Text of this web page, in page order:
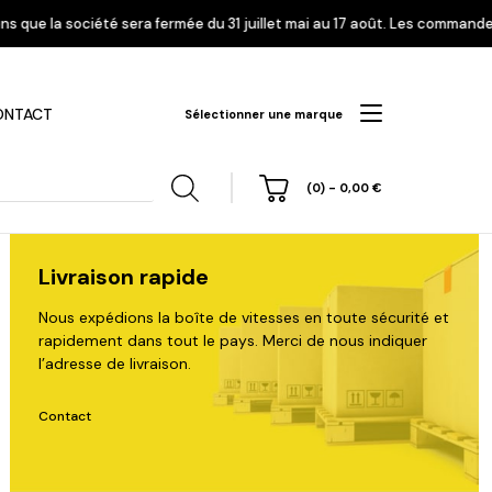
du 31 juillet mai au 17 août. Les commandes enregistrées à
(0) - 0,00 €
Sélectionner une marque
Nissan Opel
Livraison rapide
Nous expédions la boîte de vitesses en toute sécurité et
rapidement dans tout le pays. Merci de nous indiquer
l’adresse de livraison.
Contact